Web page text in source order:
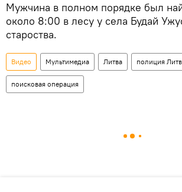
Мужчина в полном порядке был
около 8:00 в лесу у села Будай
староства.
Видео Мультимедиа Литва полиция
поисковая операция